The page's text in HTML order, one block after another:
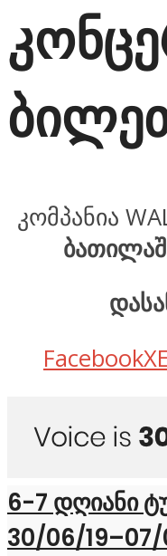
კომპანია
FacebookX
6-7 დღიანი
30/06/19–07/